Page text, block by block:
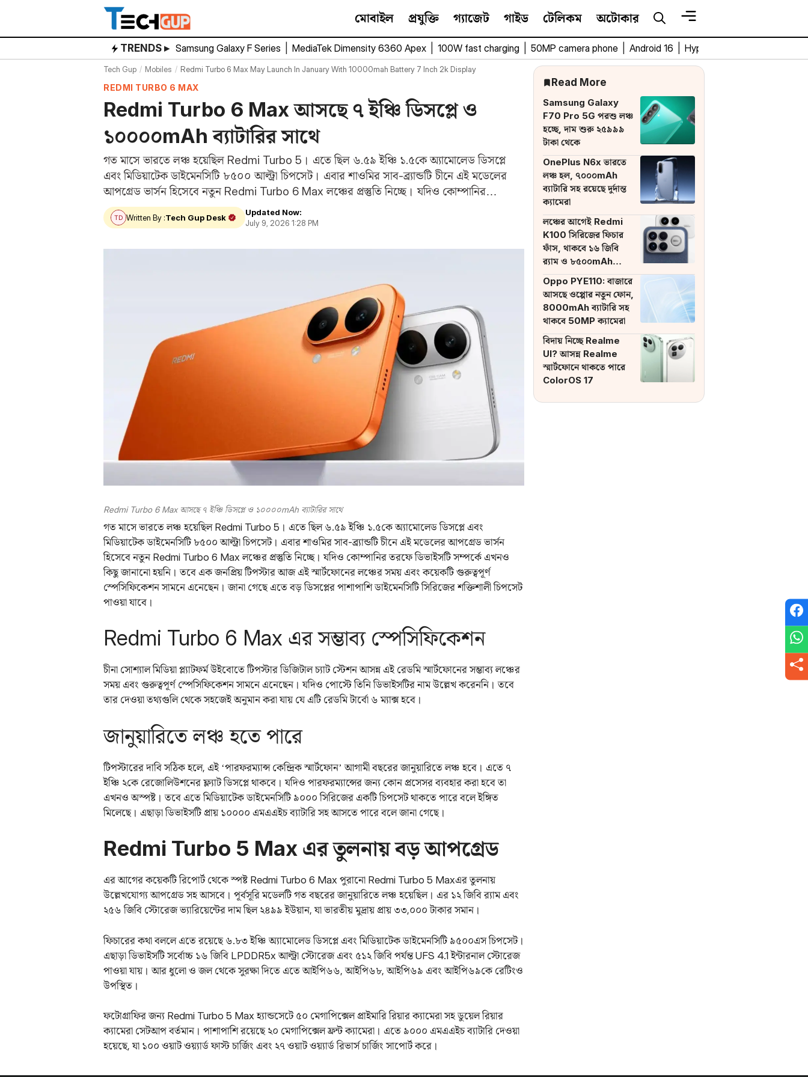
content
মোবাইল প্রযুক্তি গ্যাজেট গাইড টেলিকম অটোকার
TRENDS ▸ Samsung Galaxy F Series MediaTek Dimensity 6360 Apex 100W fast charging 50MP camera phone Android 16 HyperOS 3
Tech Gup Mobiles Redmi Turbo 6 Max May Launch In January With 10000mah Battery 7 Inch 2k Display
REDMI TURBO 6 MAX
Redmi Turbo 6 Max আসছে ৭ ইঞ্চি ডিসপ্লে ও
১০০০০mAh ব্যাটারির সাথে
গত মাসে ভারতে লঞ্চ হয়েছিল Redmi Turbo 5। এতে ছিল ৬.৫৯ ইঞ্চি ১.৫কে অ্যামোলেড ডিসপ্লে
এবং মিডিয়াটেক ডাইমেনসিটি ৮৫০০ আল্ট্রা চিপসেট। এবার শাওমির সাব-ব্র্যান্ডটি চীনে এই মডেলের
আপগ্রেড ভার্সন হিসেবে নতুন Redmi Turbo 6 Max লঞ্চের প্রস্তুতি নিচ্ছে। যদিও কোম্পানির…
Written By :Tech Gup Desk
Updated Now:
July 9, 2026 1:28 PM
Redmi Turbo 6 Max আসছে ৭ ইঞ্চি ডিসপ্লে ও ১০০০০mAh ব্যাটারির সাথে
গত মাসে ভারতে লঞ্চ হয়েছিল Redmi Turbo 5। এতে ছিল ৬.৫৯ ইঞ্চি ১.৫কে অ্যামোলেড ডিসপ্লে এবং
মিডিয়াটেক ডাইমেনসিটি ৮৫০০ আল্ট্রা চিপসেট। এবার শাওমির সাব-ব্র্যান্ডটি চীনে এই মডেলের আপগ্রেড ভার্সন
হিসেবে নতুন Redmi Turbo 6 Max লঞ্চের প্রস্তুতি নিচ্ছে। যদিও কোম্পানির তরফে ডিভাইসটি সম্পর্কে এখনও
কিছু জানানো হয়নি। তবে এক জনপ্রিয় টিপস্টার আজ এই স্মার্টফোনের লঞ্চের সময় এবং কয়েকটি গুরুত্বপূর্ণ
স্পেসিফিকেশন সামনে এনেছেন। জানা গেছে এতে বড় ডিসপ্লের পাশাপাশি ডাইমেনসিটি সিরিজের শক্তিশালী চিপসেট
পাওয়া যাবে।
Redmi Turbo 6 Max এর সম্ভাব্য স্পেসিফিকেশন
চীনা সোশ্যাল মিডিয়া প্ল্যাটফর্ম উইবোতে টিপস্টার ডিজিটাল চ্যাট স্টেশন আসন্ন এই রেডমি স্মার্টফোনের সম্ভাব্য লঞ্চের
সময় এবং গুরুত্বপূর্ণ স্পেসিফিকেশন সামনে এনেছেন। যদিও পোস্টে তিনি ডিভাইসটির নাম উল্লেখ করেননি। তবে
তার দেওয়া তথ্যগুলি থেকে সহজেই অনুমান করা যায় যে এটি রেডমি টার্বো ৬ ম্যাক্স হবে।
জানুয়ারিতে লঞ্চ হতে পারে
টিপস্টারের দাবি সঠিক হলে, এই ‘পারফরম্যান্স কেন্দ্রিক স্মার্টফোন’ আগামী বছরের জানুয়ারিতে লঞ্চ হবে। এতে ৭
ইঞ্চি ২কে রেজোলিউশনের ফ্ল্যাট ডিসপ্লে থাকবে। যদিও পারফরম্যান্সের জন্য কোন প্রসেসর ব্যবহার করা হবে তা
এখনও অস্পষ্ট। তবে এতে মিডিয়াটেক ডাইমেনসিটি ৯০০০ সিরিজের একটি চিপসেট থাকতে পারে বলে ইঙ্গিত
মিলেছে। এছাড়া ডিভাইসটি প্রায় ১০০০০ এমএএইচ ব্যাটারি সহ আসতে পারে বলে জানা গেছে।
Redmi Turbo 5 Max এর তুলনায় বড় আপগ্রেড
এর আগের কয়েকটি রিপোর্ট থেকে স্পষ্ট Redmi Turbo 6 Max পুরানো Redmi Turbo 5 Maxএর তুলনায়
উল্লেখযোগ্য আপগ্রেড সহ আসবে। পূর্বসূরি মডেলটি গত বছরের জানুয়ারিতে লঞ্চ হয়েছিল। এর ১২ জিবি র‌্যাম এবং
২৫৬ জিবি স্টোরেজ ভ্যারিয়েন্টের দাম ছিল ২৪৯৯ ইউয়ান, যা ভারতীয় মুদ্রায় প্রায় ৩৩,০০০ টাকার সমান।
ফিচারের কথা বললে এতে রয়েছে ৬.৮৩ ইঞ্চি অ্যামোলেড ডিসপ্লে এবং মিডিয়াটেক ডাইমেনসিটি ৯৫০০এস চিপসেট।
এছাড়া ডিভাইসটি সর্বোচ্চ ১৬ জিবি LPDDR5x আল্ট্রা স্টোরেজ এবং ৫১২ জিবি পর্যন্ত UFS 4.1 ইন্টারনাল স্টোরেজ
পাওয়া যায়। আর ধুলো ও জল থেকে সুরক্ষা দিতে এতে আইপি৬৬, আইপি৬৮, আইপি৬৯ এবং আইপি৬৯কে রেটিংও
উপস্থিত।
ফটোগ্রাফির জন্য Redmi Turbo 5 Max হ্যান্ডসেটে ৫০ মেগাপিক্সেল প্রাইমারি রিয়ার ক্যামেরা সহ ডুয়েল রিয়ার
ক্যামেরা সেটআপ বর্তমান। পাশাপাশি রয়েছে ২০ মেগাপিক্সেল ফ্রন্ট ক্যামেরা। এতে ৯০০০ এমএএইচ ব্যাটারি দেওয়া
হয়েছে, যা ১০০ ওয়াট ওয়্যার্ড ফাস্ট চার্জিং এবং ২৭ ওয়াট ওয়্যার্ড রিভার্স চার্জিং সাপোর্ট করে।
Read More
Samsung Galaxy
F70 Pro 5G পরশু লঞ্চ
হচ্ছে, দাম শুরু ২৫৯৯৯
টাকা থেকে
OnePlus N6x ভারতে
লঞ্চ হল, ৭০০০mAh
ব্যাটারি সহ রয়েছে দুর্দান্ত
ক্যামেরা
লঞ্চের আগেই Redmi
K100 সিরিজের ফিচার
ফাঁস, থাকবে ১৬ জিবি
র‌্যাম ও ৮৫০০mAh
ব্যাটারি
Oppo PYE110: বাজারে
আসছে ওপ্পোর নতুন ফোন,
8000mAh ব্যাটারি সহ
থাকবে 50MP ক্যামেরা
বিদায় নিচ্ছে Realme
UI? আসন্ন Realme
স্মার্টফোনে থাকতে পারে
ColorOS 17